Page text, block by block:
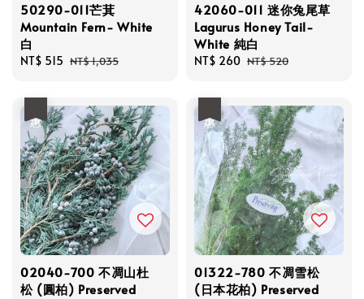
50290-011芒萁
Mountain Fern- White
白
Sale
NT$ 515 Regular
NT$ 1,035
42060-011 迷你兔尾草
Lagurus Honey Tail-
White 純白
Sale
NT$ 260 Regular
NT$ 520
02040-700 不凋山杜
松 (圓柏) Preserved
01322-780 不凋雪松
(日本花柏) Preserved